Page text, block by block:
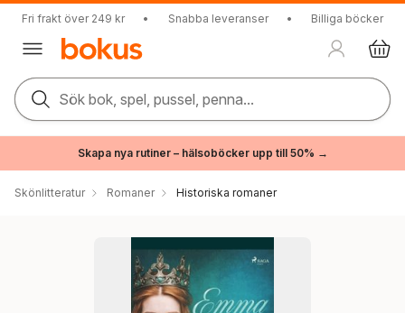
Fri frakt över 249 kr • Snabba leveranser • Billiga böcker
Sök bok, spel, pussel, penna...
Skapa nya rutiner – hälsoböcker upp till 50% →
Skönlitteratur Romaner Historiska romaner